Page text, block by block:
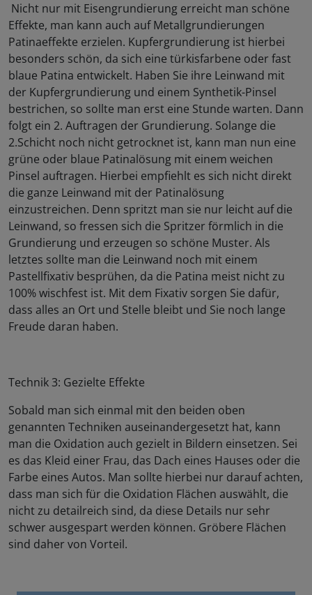
Nicht nur mit Eisengrundierung erreicht man schöne
Effekte, man kann auch auf Metallgrundierungen
Patinaeffekte erzielen. Kupfergrundierung ist hierbei
besonders schön, da sich eine türkisfarbene oder fast
blaue Patina entwickelt. Haben Sie ihre Leinwand mit
der Kupfergrundierung und einem Synthetik-Pinsel
bestrichen, so sollte man erst eine Stunde warten. Dann
folgt ein 2. Auftragen der Grundierung. Solange die
2.Schicht noch nicht getrocknet ist, kann man nun eine
grüne oder blaue Patinalösung mit einem weichen
Pinsel auftragen. Hierbei empfiehlt es sich nicht direkt
die ganze Leinwand mit der Patinalösung
einzustreichen. Denn spritzt man sie nur leicht auf die
Leinwand, so fressen sich die Spritzer förmlich in die
Grundierung und erzeugen so schöne Muster. Als
letztes sollte man die Leinwand noch mit einem
Pastellfixativ besprühen, da die Patina meist nicht zu
100% wischfest ist. Mit dem Fixativ sorgen Sie dafür,
dass alles an Ort und Stelle bleibt und Sie noch lange
Freude daran haben.
Technik 3: Gezielte Effekte
Sobald man sich einmal mit den beiden oben
genannten Techniken auseinandergesetzt hat, kann
man die Oxidation auch gezielt in Bildern einsetzen. Sei
es das Kleid einer Frau, das Dach eines Hauses oder die
Farbe eines Autos. Man sollte hierbei nur darauf achten,
dass man sich für die Oxidation Flächen auswählt, die
nicht zu detailreich sind, da diese Details nur sehr
schwer ausgespart werden können. Gröbere Flächen
sind daher von Vorteil.